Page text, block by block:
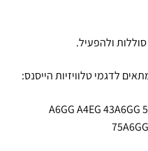
ולהפעיל.
לדגמי טלוויזיות הייסנס:
A6GG A4EG 43A6GG